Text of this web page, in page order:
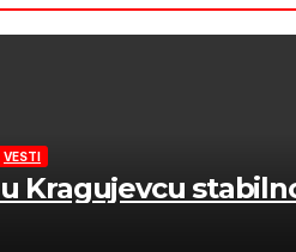
VESTI
Kragujevcu